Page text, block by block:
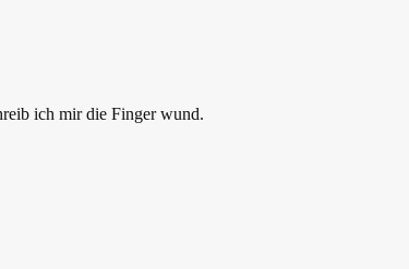
ich mir die Finger wund.